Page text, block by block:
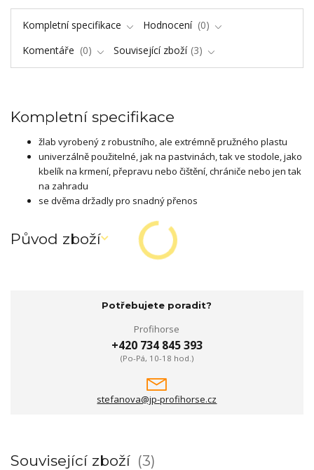
Kompletní specifikace Hodnocení
0
Komentáře
0 Související zboží 3
Kompletní specifikace
žlab vyrobený z robustního, ale extrémně pružného plastu
univerzálně použitelné, jak na pastvinách, tak ve stodole, jako
kbelík na krmení, přepravu nebo čištění, chrániče nebo jen tak
na zahradu
se dvěma držadly pro snadný přenos
Původ zboží
Potřebujete poradit?
Profihorse
+420 734 845 393
(Po-Pá, 10-18 hod.)
stefanova@jp-profihorse.cz
Související zboží 3